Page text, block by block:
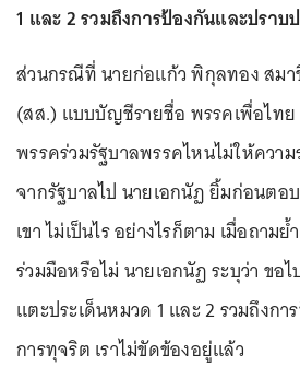
1 และ 2 รวมถึงการป้องกันและปราบ
ส่วนกรณีที่ นายก่อแก้ว พิกุลทอง สม
(สส.) แบบบัญชีรายชื่อ พรรคเพื่อไทย
พรรคร่วมรัฐบาลพรรคไหนไม่ให้ควา
จากรัฐบาลไป นายเอกนัฏ ยิ้มก่อนตอ
เขา ไม่เป็นไร อย่างไรก็ตาม เมื่อถาม
ร่วมมือหรือไม่ นายเอกนัฏ ระบุว่า ขอ
แตะประเด็นหมวด 1 และ 2 รวมถึงก
การทุจริต เราไม่ขัดข้องอยู่แล้ว